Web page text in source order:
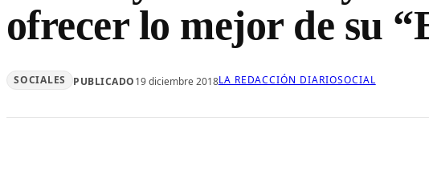
ofrecer lo mejor de su
SOCIALES PUBLICADO19 diciembre 2018LA REDACCIÓN DIARIOSOCIAL